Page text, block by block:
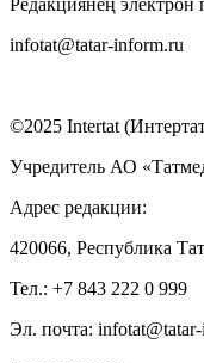
infotat@tatar-inform.ru
©2025 Intertat
Учредитель АО
Адрес редакции:
420066, Республика
Тел.: +7 843 222 0 999
Эл. почта: